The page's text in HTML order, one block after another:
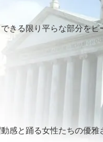
きる限り平らな部分を
感と踊る女性たちの優雅